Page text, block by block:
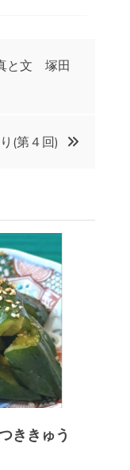
と文 塚田
(第４回)
ききゅう